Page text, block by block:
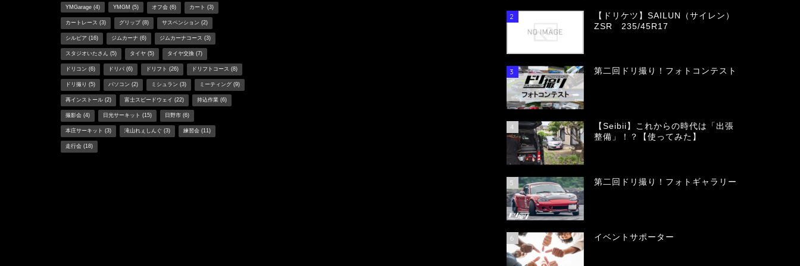
YMGarage (4) YMGM (5) オフ会 (6) カート (3)
カートレース (3) グリップ(8) サスペンション (2)
シルビア (16) ジムカーナ (6) ジムカーナコース (3)
スタジオいたさん (5) タイヤ (5) タイヤ交換 (7)
ドリコン (6) ドリパ (6) ドリフト (26) ドリフトコース (8)
ドリ撮り (5) パソコン (2) ミシュラン (3) ミーティング (9)
再インストール (2) 富士スピードウェイ (22) 持込作業 (6)
撮影会 (4) 日光サーキット (15) 日野市 (6)
本庄サーキット (3) 滝山れぇしんぐ (3) 練習会 (11)
走行会 (18)
2
【ドリケツ】SAILUN（サイレン）
ZSR 235/45R17
3 第二回ドリ撮り！フォトコンテスト
4
【Seibii】これからの時代は「出張
整備」！？【使ってみた】
5 第二回ドリ撮り！フォトギャラリー
6 イベントサポーター